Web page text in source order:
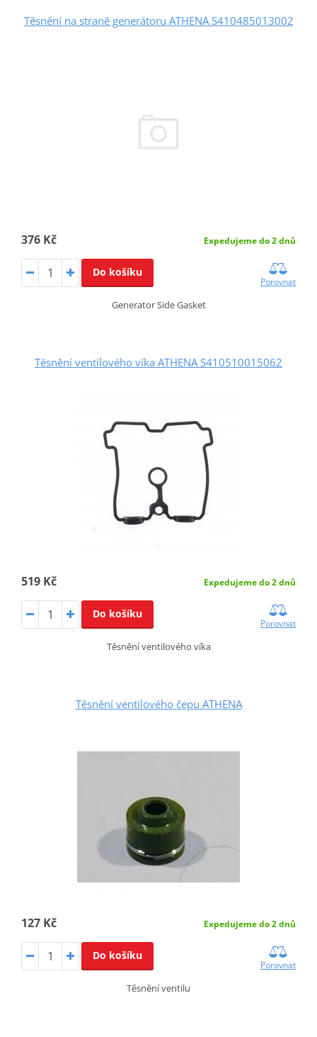
Těsnění na straně generátoru ATHENA S410485013002
376 Kč Expedujeme do 2 dnů
Do košíku
Porovnat
Generator Side Gasket
Těsnění ventilového víka ATHENA S410510015062
519 Kč Expedujeme do 2 dnů
Do košíku
Porovnat
Těsnění ventilového víka
Těsnění ventilového čepu ATHENA
127 Kč Expedujeme do 2 dnů
Do košíku
Porovnat
Těsnění ventilu